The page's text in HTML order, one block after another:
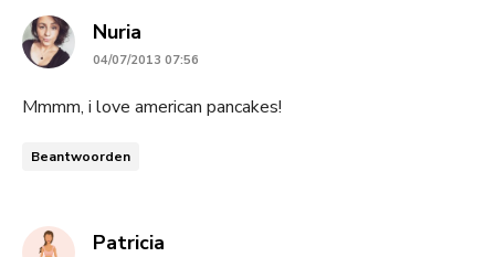
Nuria
04/07/2013 07:56
Mmmm, i love american pancakes!
Beantwoorden
Patricia